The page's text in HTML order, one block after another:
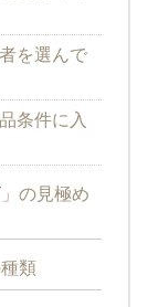
を選んで
条件に入
の見極め
類